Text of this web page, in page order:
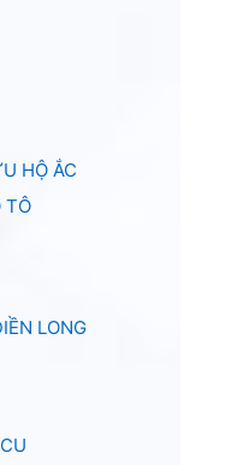
HỘ ẮC
TÔ
LONG